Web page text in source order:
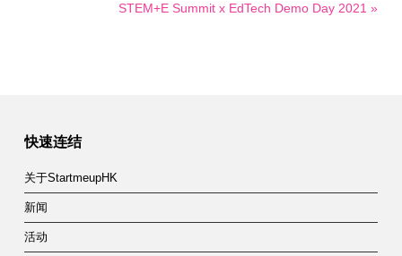
STEM+E Summit x EdTech Demo Day 2021 »
快速连结
关于StartmeupHK
新闻
活动